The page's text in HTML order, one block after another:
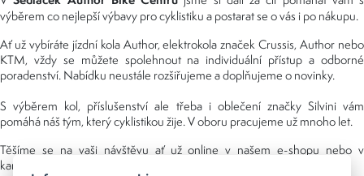
výběrem co nejlepší výbavy pro cyklistiku a postarat se o vás i po nákupu.
Ať už vybíráte jízdní kola Author, elektrokola značek Crussis, Author nebo
KTM, vždy se můžete spolehnout na individuální přístup a odborné
poradenství. Nabídku neustále rozšiřujeme a doplňujeme o novinky.
S výběrem kol, příslušenství ale třeba i oblečení značky Silvini vám
pomáhá náš tým, který cyklistikou žije. V oboru pracujeme už mnoho let.
Těšíme se na vaši návštěvu ať už online v našem e-shopu nebo v
kamenné prodejně, kterou najdete v NS (nákupní středisko) URAN.